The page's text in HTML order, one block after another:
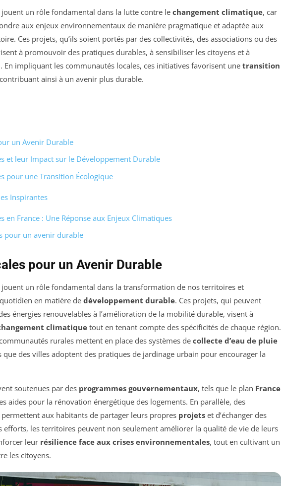
jouent un rôle fondamental dans la lutte contre le changement climatique, car
aux enjeux environnementaux de manière pragmatique et adaptée aux
Ces projets, qu’ils soient portés par des collectivités, des associations ou des
à promouvoir des pratiques durables, à sensibiliser les citoyens et à
En impliquant les communautés locales, ces initiatives favorisent une transition
ainsi à un avenir plus durable.
un Avenir Durable
et leur Impact sur le Développement Durable
pour une Transition Écologique
Inspirantes
en France : Une Réponse aux Enjeux Climatiques
pour un avenir durable
pour un Avenir Durable
jouent un rôle fondamental dans la transformation de nos territoires et
en matière de développement durable. Ces projets, qui peuvent
énergies renouvelables à l’amélioration de la mobilité durable, visent à
climatique tout en tenant compte des spécificités de chaque région.
rurales mettent en place des systèmes de collecte d’eau de pluie
que des villes adoptent des pratiques de jardinage urbain pour encourager la
soutenues par des programmes gouvernementaux, tels que le plan France
aides pour la rénovation énergétique des logements. En parallèle, des
aux habitants de partager leurs propres projets et d’échanger des
efforts, les territoires peuvent non seulement améliorer la qualité de vie de leurs
leur résilience face aux crises environnementales, tout en cultivant un
les citoyens.